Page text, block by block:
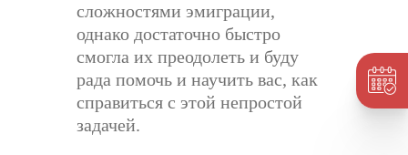
сложностями эмиграции,
однако достаточно быстро
смогла их преодолеть и буду
рада помочь и научить вас, как
справиться с этой непростой
задачей.